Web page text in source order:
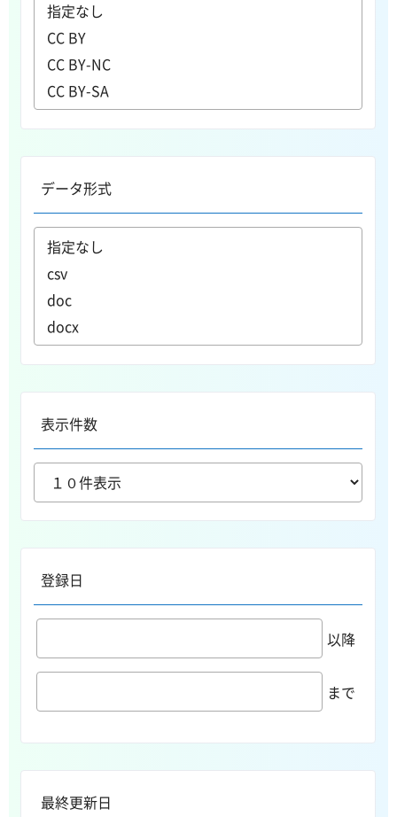
データ形式
表示件数
登録日
以降
まで
最終更新日